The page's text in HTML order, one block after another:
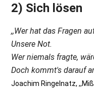
2) Sich lösen
,,Wer hat das Fragen
Unsere Not.
Wer niemals fragte,
Doch kommt's darauf
Joachim Ringelnatz,